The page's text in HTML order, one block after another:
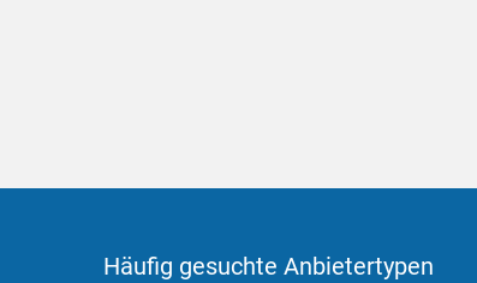
Häufig gesuchte Anbietertypen